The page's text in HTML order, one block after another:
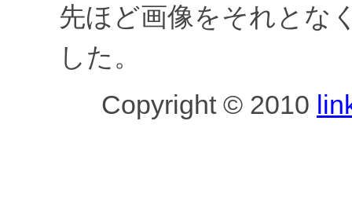
先ほど画像をそれとな
した。
Copyright © 2010